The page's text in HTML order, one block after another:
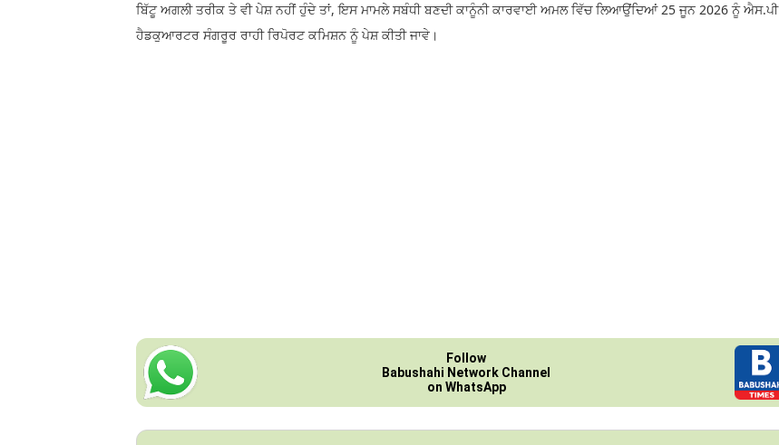
ਬਿੱਟੂ ਅਗਲੀ ਤਰੀਕ ਤੇ ਵੀ ਪੇਸ਼ ਨਹੀਂ ਹੁੰਦੇ ਤਾਂ, ਇਸ‌ ਮਾਮਲੇ ਸਬੰਧੀ ਬਣਦੀ ਕਾਨੂੰਨੀ ਕਾਰਵਾਈ ਅਮਲ ਵਿੱਚ ਲਿਆਉਂਦਿਆਂ 25 ਜੂਨ 2026 ਨੂੰ ਐਸ.ਪੀ
ਹੈਡਕੁਆਰਟਰ ਸੰਗਰੂਰ ਰਾਹੀ ਰਿਪੋਰਟ ਕਮਿਸ਼ਨ ਨੂੰ ਪੇਸ਼ ਕੀਤੀ ਜਾਵੇ।
Follow
Babushahi Network Channel
on WhatsApp